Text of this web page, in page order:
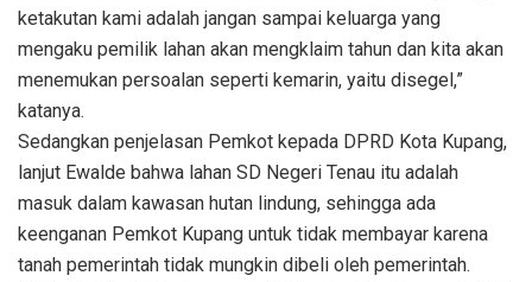
ketakutan kami adalah jangan sampai keluarga yang
mengaku pemilik lahan akan mengklaim tahun dan kita akan
menemukan persoalan seperti kemarin, yaitu disegel,”
katanya.
Sedangkan penjelasan Pemkot kepada DPRD Kota Kupang,
lanjut Ewalde bahwa lahan SD Negeri Tenau itu adalah
masuk dalam kawasan hutan lindung, sehingga ada
keenganan Pemkot Kupang untuk tidak membayar karena
tanah pemerintah tidak mungkin dibeli oleh pemerintah.